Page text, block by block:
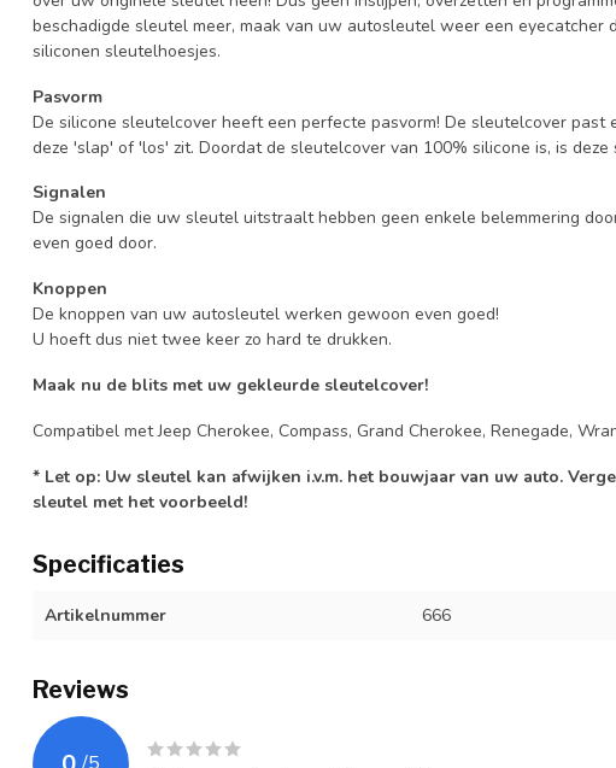
beschadigde sleutel meer, maak van uw autosleutel weer een eyecatcher
siliconen sleutelhoesjes.
Pasvorm
De silicone sleutelcover heeft een perfecte pasvorm! De sleutelcover past
deze 'slap' of 'los' zit. Doordat de sleutelcover van 100% silicone is, is
Signalen
De signalen die uw sleutel uitstraalt hebben geen enkele belemmering
even goed door.
Knoppen
De knoppen van uw autosleutel werken gewoon even goed!
U hoeft dus niet twee keer zo hard te drukken.
Maak nu de blits met uw gekleurde sleutelcover!
Compatibel met Jeep Cherokee, Compass, Grand Cherokee, Renegade,
* Let op: Uw sleutel kan afwijken i.v.m. het bouwjaar van uw auto.
sleutel met het voorbeeld!
Specificaties
Artikelnummer 666
Reviews